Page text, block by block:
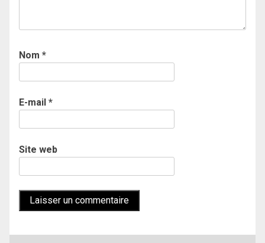
Nom *
E-mail *
Site web